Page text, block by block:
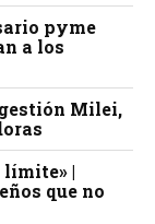
pyme
a los
Milei,
límite» |
que no